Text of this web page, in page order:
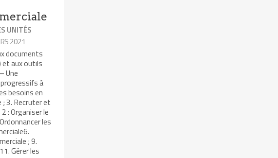
UNITÉS
2021
documents
et aux outils
Une
à
besoins en
; 3. Recruter et
: Organiser le
les
; 9.
Gérer les